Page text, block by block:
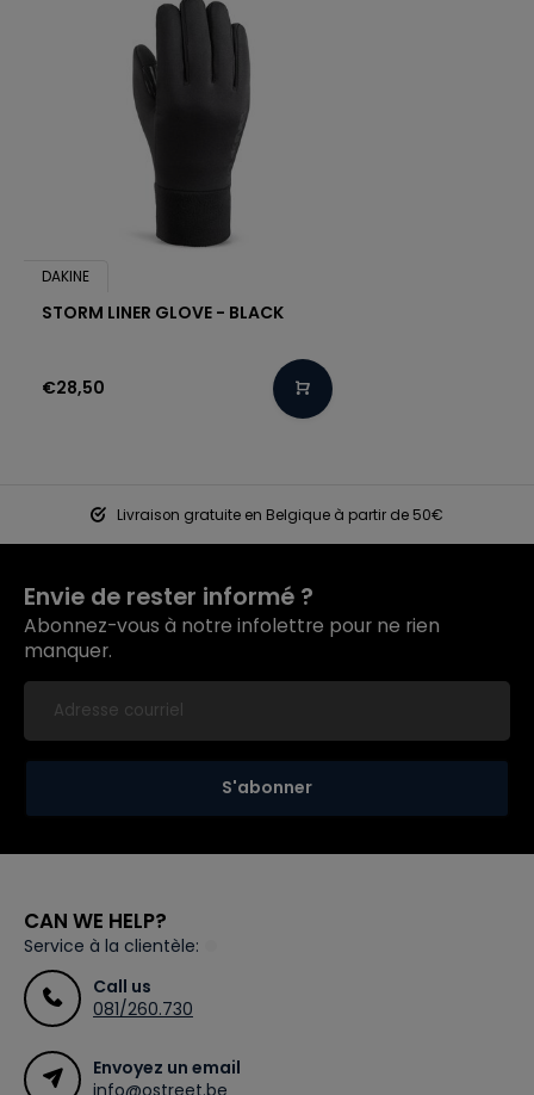
DAKINE
STORM LINER GLOVE - BLACK
€28,50
Livraison gratuite en Belgique à partir de 50€
Envie de rester informé ?
Abonnez-vous à notre infolettre pour ne rien
manquer.
S'abonner
CAN WE HELP?
Service à la clientèle:
Call us
081/260.730
Envoyez un email
info@ostreet.be